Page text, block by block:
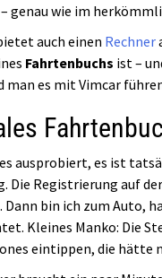
genau wie im
auch einen Rechner
Fahrtenbuchs ist –
man es mit Vimcar
ausprobiert, es ist
Die Registrierung auf der
Dann bin ich zum Auto,
Kleines Manko: Die
eintippen, die hätte